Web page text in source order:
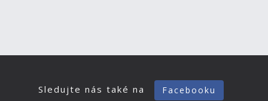
Sledujte nás také na Facebooku